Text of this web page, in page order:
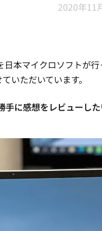
2020年11
日本マイクロソフトが行
いただいています。
に感想をレビューした